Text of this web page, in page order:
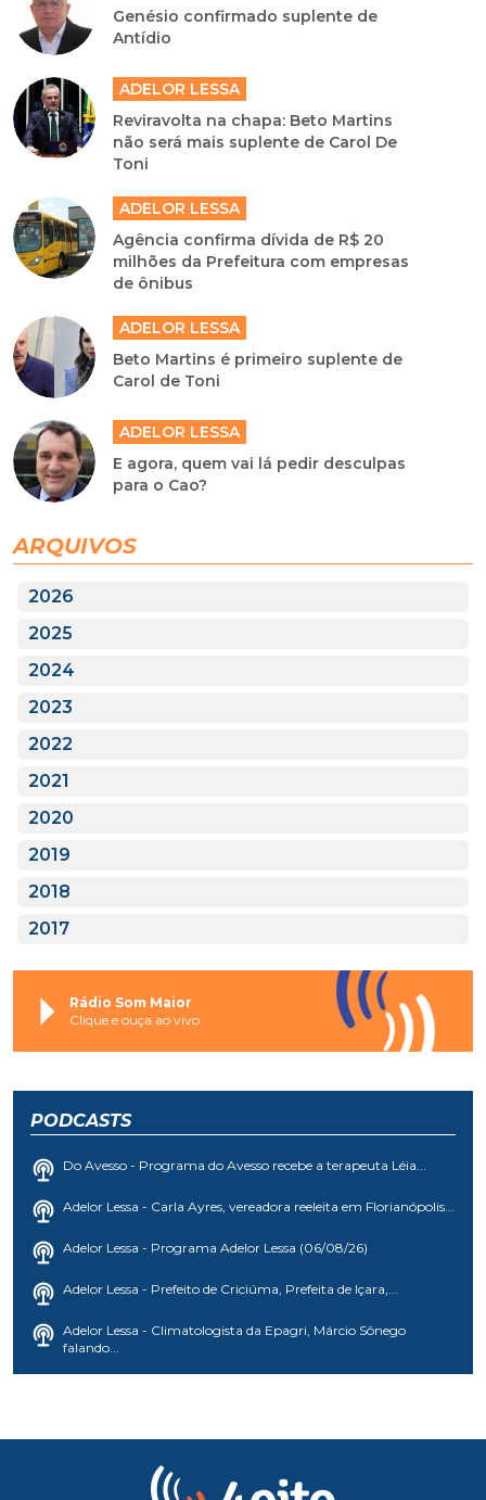
Genésio confirmado suplente de
Antídio
ADELOR LESSA
Reviravolta na chapa: Beto Martins
não será mais suplente de Carol De
Toni
ADELOR LESSA
Agência confirma dívida de R$ 20
milhões da Prefeitura com empresas
de ônibus
ADELOR LESSA
Beto Martins é primeiro suplente de
Carol de Toni
ADELOR LESSA
E agora, quem vai lá pedir desculpas
para o Cao?
ARQUIVOS
2026
2025
2024
2023
2022
2021
2020
2019
2018
2017
Rádio Som Maior
Clique e ouça ao vivo
PODCASTS
Do Avesso - Programa do Avesso recebe a terapeuta Léia...
Adelor Lessa - Carla Ayres, vereadora reeleita em Florianópolis...
Adelor Lessa - Programa Adelor Lessa (06/08/26)
Adelor Lessa - Prefeito de Criciúma, Prefeita de Içara,...
Adelor Lessa - Climatologista da Epagri, Márcio Sônego
falando...